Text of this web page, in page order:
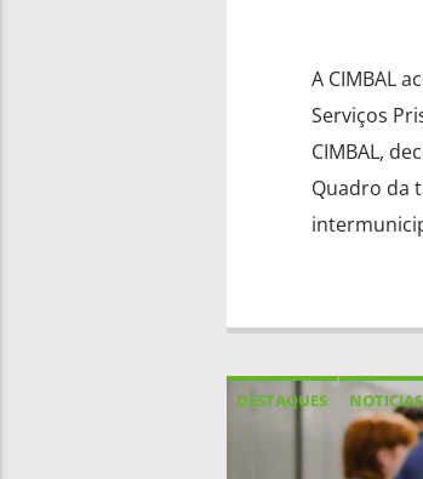
A CIMBAL
Serviços
CIMBAL,
Quadro da
DESTAQUES NOTICIAS